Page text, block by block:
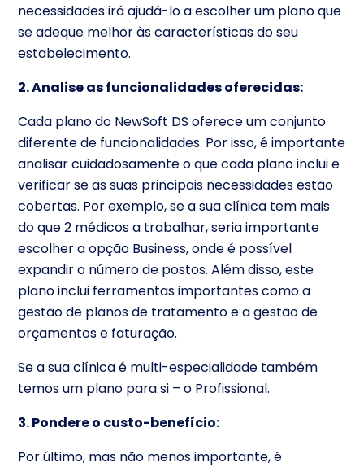
necessidades irá ajudá-lo a escolher um plano que
se adeque melhor às características do seu
estabelecimento.
2. Analise as funcionalidades oferecidas:
Cada plano do NewSoft DS oferece um conjunto
diferente de funcionalidades. Por isso, é importante
analisar cuidadosamente o que cada plano inclui e
verificar se as suas principais necessidades estão
cobertas. Por exemplo, se a sua clínica tem mais
do que 2 médicos a trabalhar, seria importante
escolher a opção Business, onde é possível
expandir o número de postos. Além disso, este
plano inclui ferramentas importantes como a
gestão de planos de tratamento e a gestão de
orçamentos e faturação.
Se a sua clínica é multi-especialidade também
temos um plano para si – o Profissional.
3. Pondere o custo-benefício:
Por último, mas não menos importante, é